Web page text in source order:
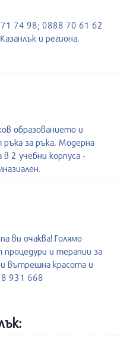
74 98; 0888 70 61 62
и региона.
образованието и
за ръка. Модерна
в 2 учебни корпуса -
ви очаква! Голямо
процедури и терапии за
вътрешна красота и
931 668